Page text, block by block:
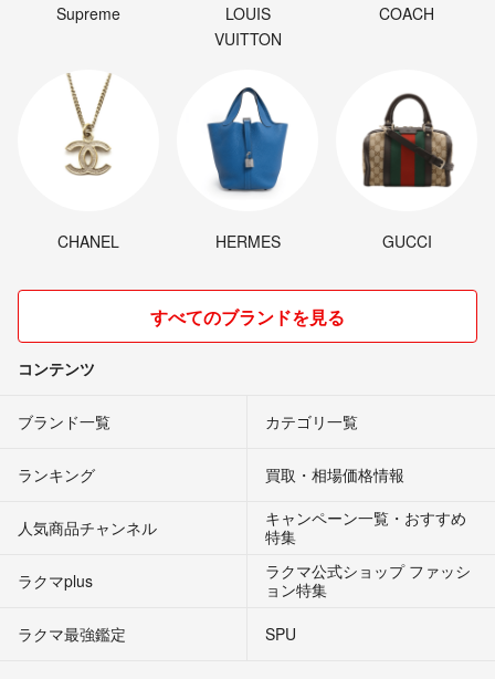
Supreme
LOUIS
VUITTON
COACH
CHANEL HERMES GUCCI
すべてのブランドを見る
コンテンツ
ブランド一覧 カテゴリ一覧
ランキング 買取・相場価格情報
人気商品チャンネル
キャンペーン一覧・おすすめ
特集
ラクマplus
ラクマ公式ショップ ファッシ
ョン特集
ラクマ最強鑑定
SPU